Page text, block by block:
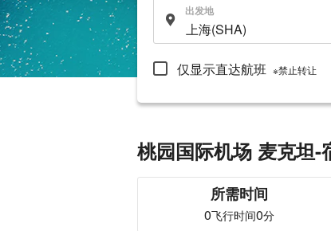
出发地
仅显示直达航班 ※禁止转让
桃园国际机场 麦克坦-
所需时间
0飞行时间0分